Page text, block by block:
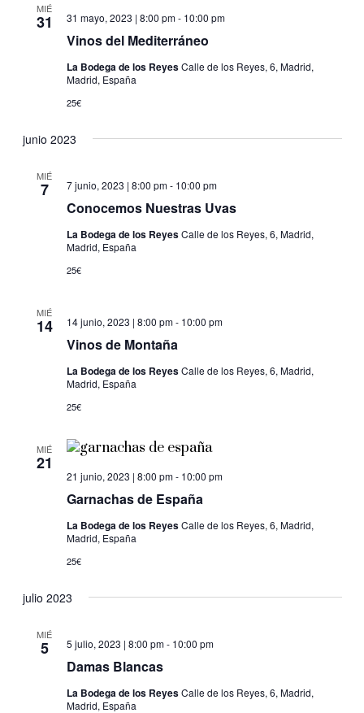
MIÉ
31
Vinos del Mediterráneo
31 mayo, 2023 | 8:00 pm- 10:00 pm
La Bodega de los ReyesCalle de los Reyes, 6, Madrid,
Madrid, España
25€
junio 2023
MIÉ
7
Conocemos Nuestras Uvas
7 junio, 2023 | 8:00 pm- 10:00 pm
La Bodega de los ReyesCalle de los Reyes, 6, Madrid,
Madrid, España
25€
MIÉ
14
Vinos de Montaña
14 junio, 2023 | 8:00 pm- 10:00 pm
La Bodega de los ReyesCalle de los Reyes, 6, Madrid,
Madrid, España
25€
MIÉ
21
Garnachas de España
21 junio, 2023 | 8:00 pm- 10:00 pm
La Bodega de los ReyesCalle de los Reyes, 6, Madrid,
Madrid, España
25€
julio 2023
MIÉ
5
Damas Blancas
5 julio, 2023 | 8:00 pm- 10:00 pm
La Bodega de los ReyesCalle de los Reyes, 6, Madrid,
Madrid, España